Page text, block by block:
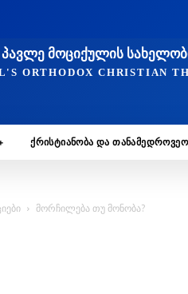
ᲞᲐᲕᲚᲔ ᲛᲝᲪᲘᲥᲣᲚᲘᲡ
ORTHODOX CHRISTIAN
ᲥᲠᲘᲡᲢᲘᲐᲜᲝᲑᲐ ᲓᲐ
მორჩილება თუ მონობა?